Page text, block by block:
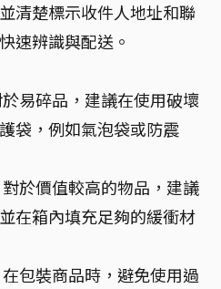
清楚標示收件人地址和聯
速辨識與配送。
易碎品，建議在使用破壞
袋，例如氣泡袋或防震
於價值較高的物品，建議
在箱內填充足夠的緩衝材
包裝商品時，避免使用過